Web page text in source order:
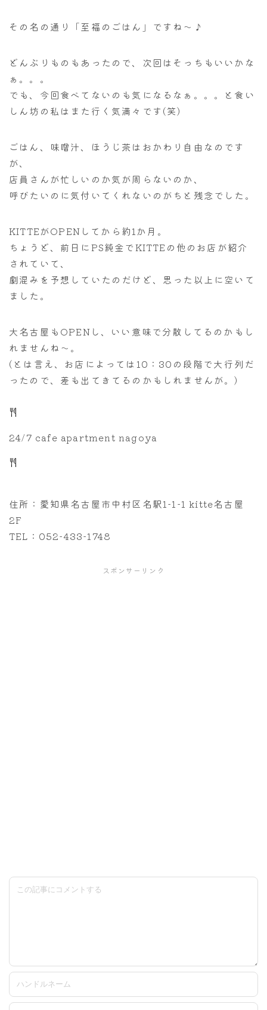
その名の通り「至福のごはん」ですね～♪
どんぶりものもあったので、次回はそっちもいいかな
ぁ。。。
でも、今回食べてないのも気になるなぁ。。。と食い
しん坊の私はまた行く気満々です(笑)
ごはん、味噌汁、ほうじ茶はおかわり自由なのです
が、
店員さんが忙しいのか気が周らないのか、
呼びたいのに気付いてくれないのがちと残念でした。
KITTEがOPENしてから約1か月。
ちょうど、前日にPS純金でKITTEの他のお店が紹介
されていて、
劇混みを予想していたのだけど、思った以上に空いて
ました。
大名古屋もOPENし、いい意味で分散してるのかもし
れませんね～。
(とは言え、お店によっては10：30の段階で大行列だ
ったので、差も出てきてるのかもしれませんが。)
24/7 cafe apartment nagoya
住所：愛知県名古屋市中村区名駅1-1-1 kitte名古屋
2F
TEL：052-433-1748
スポンサーリンク